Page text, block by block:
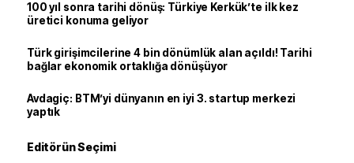
100 yıl sonra tarihi dönüş: Türkiye Kerkük’te ilk kez
üretici konuma geliyor
Türk girişimcilerine 4 bin dönümlük alan açıldı! Tarihi
bağlar ekonomik ortaklığa dönüşüyor
Avdagiç: BTM’yi dünyanın en iyi 3. startup merkezi
yaptık
Editörün Seçimi